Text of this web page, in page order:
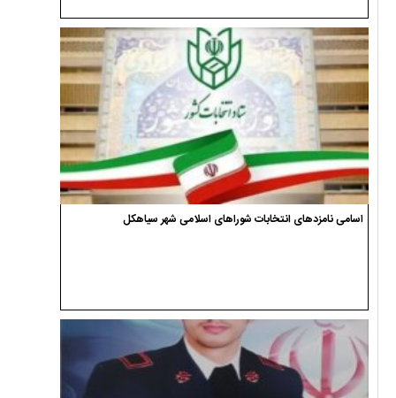
اسامی نامزدهای انتخابات شوراهای اسلامی شهر سیاهکل